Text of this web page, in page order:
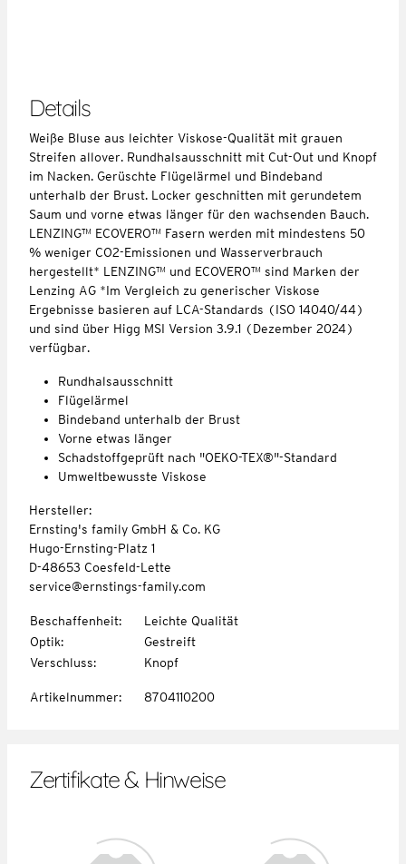
Details
Weiße Bluse aus leichter Viskose-Qualität mit grauen
Streifen allover. Rundhalsausschnitt mit Cut-Out und Knopf
im Nacken. Gerüschte Flügelärmel und Bindeband
unterhalb der Brust. Locker geschnitten mit gerundetem
Saum und vorne etwas länger für den wachsenden Bauch.
LENZING™ ECOVERO™ Fasern werden mit mindestens 50
% weniger CO2-Emissionen und Wasserverbrauch
hergestellt* LENZING™ und ECOVERO™ sind Marken der
Lenzing AG *Im Vergleich zu generischer Viskose
Ergebnisse basieren auf LCA-Standards (ISO 14040/44)
und sind über Higg MSI Version 3.9.1 (Dezember 2024)
verfügbar.
Rundhalsausschnitt
Flügelärmel
Bindeband unterhalb der Brust
Vorne etwas länger
Schadstoffgeprüft nach "OEKO-TEX®"-Standard
Umweltbewusste Viskose
Hersteller:
Ernsting's family GmbH & Co. KG
Hugo-Ernsting-Platz 1
D-48653 Coesfeld-Lette
service@ernstings-family.com
Beschaffenheit:
Leichte Qualität
Optik:
Gestreift
Verschluss: Knopf
Artikelnummer: 8704110200
Zertifikate & Hinweise